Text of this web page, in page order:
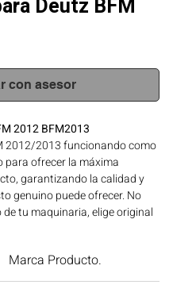
Deutz BFM
con asesor
2012 BFM2013
2012/2013 funcionando como
para ofrecer la máxima
garantizando la calidad y
genuino puede ofrecer. No
tu maquinaria, elige original
construcción, minería y
en Bogotá, Colombia.
Marca Producto.